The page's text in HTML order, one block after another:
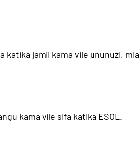
katika jamii kama vile ununuzi,
kama vile sifa katika ESOL.